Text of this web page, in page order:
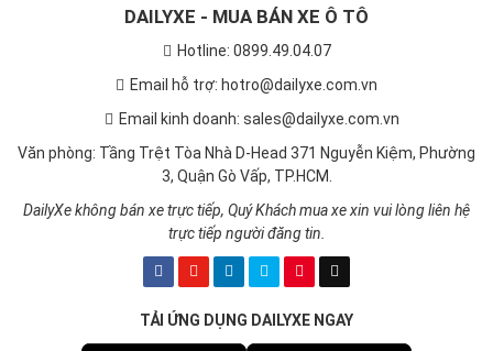
DAILYXE - MUA BÁN XE Ô TÔ
Hotline: 0899.49.04.07
Email hỗ trợ: hotro@dailyxe.com.vn
Email kinh doanh: sales@dailyxe.com.vn
Văn phòng: Tầng Trệt Tòa Nhà D-Head 371 Nguyễn Kiệm, Phường
3, Quận Gò Vấp, TP.HCM.
DailyXe không bán xe trực tiếp, Quý Khách mua xe xin vui lòng liên hệ
trực tiếp người đăng tin.
TẢI ỨNG DỤNG DAILYXE NGAY